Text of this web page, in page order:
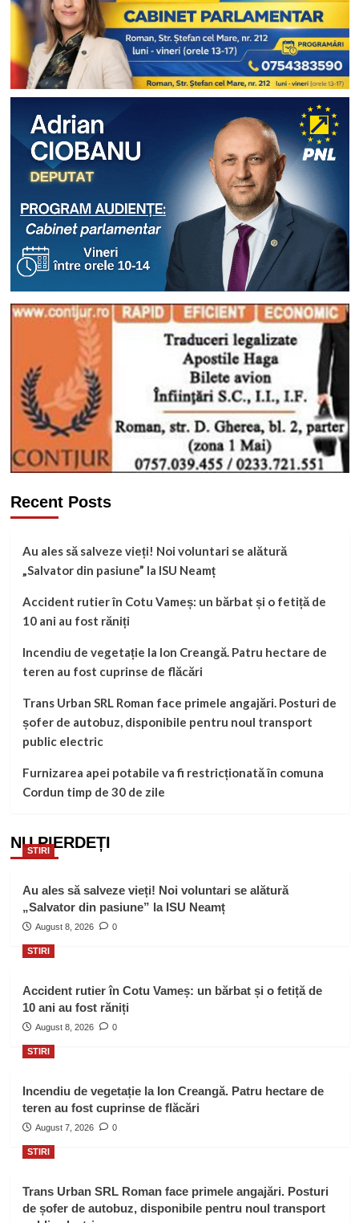
Recent Posts
Au ales să salveze vieți! Noi voluntari se alătură
„Salvator din pasiune” la ISU Neamț
Accident rutier în Cotu Vameș: un bărbat și o fetiță de
10 ani au fost răniți
Incendiu de vegetație la Ion Creangă. Patru hectare de
teren au fost cuprinse de flăcări
Trans Urban SRL Roman face primele angajări. Posturi de
șofer de autobuz, disponibile pentru noul transport
public electric
Furnizarea apei potabile va fi restricționată în comuna
Cordun timp de 30 de zile
NU PIERDEȚI
STIRI
Au ales să salveze vieți! Noi voluntari se alătură
„Salvator din pasiune” la ISU Neamț
August 8, 2026 0
STIRI
Accident rutier în Cotu Vameș: un bărbat și o fetiță de
10 ani au fost răniți
August 8, 2026 0
STIRI
Incendiu de vegetație la Ion Creangă. Patru hectare de
teren au fost cuprinse de flăcări
August 7, 2026 0
STIRI
Trans Urban SRL Roman face primele angajări. Posturi
de șofer de autobuz, disponibile pentru noul transport